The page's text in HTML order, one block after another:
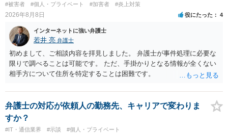
#被害者 #個人・プライベート #加害者 #炎上対策
2026年8月8日 役にたった 4
インターネットに強い弁護士
若井 亮 弁護士
初めまして、ご相談内容を拝見しました。 弁護士が事件処理に必要な
限りで調べることは可能です。 ただ、手掛かりとなる情報が全くない
相手方について住所を特定することは困難です。
弁護士の対応が依頼人の勤務先、キャリアで変わりま
すか？
#IT・通信業界 #示談 #個人・プライベート